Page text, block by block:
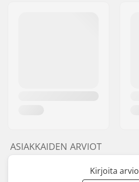
ASIAKKAIDEN ARVIOT
Kirjoita arvio